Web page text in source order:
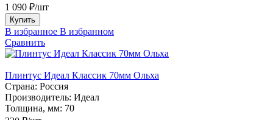
1 090 ₽/шт
Купить
В избранное В избранном
Сравнить
Плинтус Идеал Классик 70мм Ольха
Страна: Россия
Производитель: Идеал
Толщина, мм: 70